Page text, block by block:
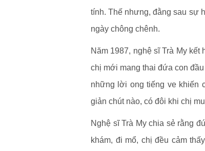
tính. Thế nhưng, đằng sau sự
ngày chông chênh.
Năm 1987, nghệ sĩ Trà My
chị mới mang thai đứa con
những lời ong tiếng ve khiến
giản chút nào, có đôi khi chị
Nghệ sĩ Trà My chia sẻ rằng
khám, đi mổ, chị đều cảm